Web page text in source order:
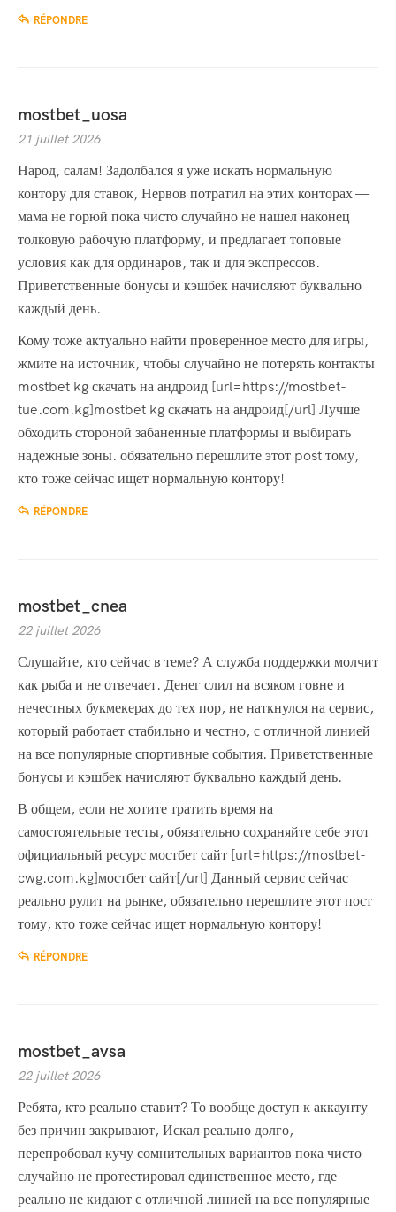
RÉPONDRE
mostbet_uosa
21 juillet 2026
Народ, салам! Задолбался я уже искать нормальную
контору для ставок, Нервов потратил на этих конторах —
мама не горюй пока чисто случайно не нашел наконец
толковую рабочую платформу, и предлагает топовые
условия как для ординаров, так и для экспрессов.
Приветственные бонусы и кэшбек начисляют буквально
каждый день.
Кому тоже актуально найти проверенное место для игры,
жмите на источник, чтобы случайно не потерять контакты
mostbet kg скачать на андроид [url=https://mostbet-
tue.com.kg]mostbet kg скачать на андроид[/url] Лучше
обходить стороной забаненные платформы и выбирать
надежные зоны. обязательно перешлите этот post тому,
кто тоже сейчас ищет нормальную контору!
RÉPONDRE
mostbet_cnea
22 juillet 2026
Слушайте, кто сейчас в теме? А служба поддержки молчит
как рыба и не отвечает. Денег слил на всяком говне и
нечестных букмекерах до тех пор, не наткнулся на сервис,
который работает стабильно и честно, с отличной линией
на все популярные спортивные события. Приветственные
бонусы и кэшбек начисляют буквально каждый день.
В общем, если не хотите тратить время на
самостоятельные тесты, обязательно сохраняйте себе этот
официальный ресурс мостбет сайт [url=https://mostbet-
cwg.com.kg]мостбет сайт[/url] Данный сервис сейчас
реально рулит на рынке, обязательно перешлите этот пост
тому, кто тоже сейчас ищет нормальную контору!
RÉPONDRE
mostbet_avsa
22 juillet 2026
Ребята, кто реально ставит? То вообще доступ к аккаунту
без причин закрывают, Искал реально долго,
перепробовал кучу сомнительных вариантов пока чисто
случайно не протестировал единственное место, где
реально не кидают с отличной линией на все популярные